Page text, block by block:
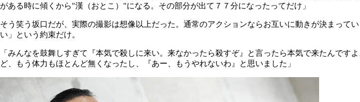
がある時に傾くから"漢（おとこ）"になる。その部分が出て７７分になったってだけ」
そう笑う坂口だが、実際の撮影は想像以上だった。通常のアクションならお互いに動きが決まっ
い」という約束だけ。
「みんなを鼓舞しすぎて『本気で殺しに来い。来なかったら殺すぞ』と言ったら本気で来たんで
ど、もう体力もほとんど無くなったし、『あー、もうやれないわ』と思いました」